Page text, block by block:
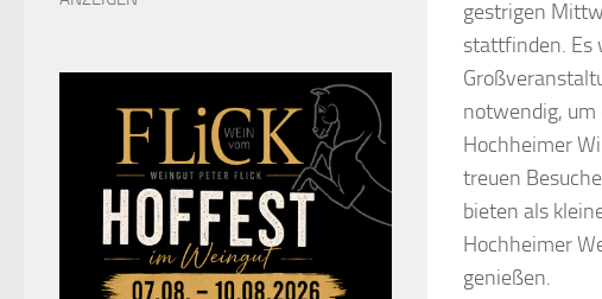
gestrigen
stattfinden. Es
notwendig, um
Hochheimer
treuen
bieten als
Hochheimer
genießen.